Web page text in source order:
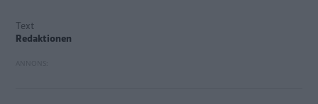
Text
Redaktionen